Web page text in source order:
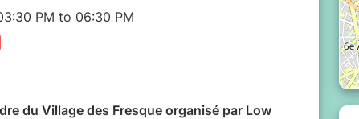
PM to 06:30 PM
du Village des Fresque organisé par Low